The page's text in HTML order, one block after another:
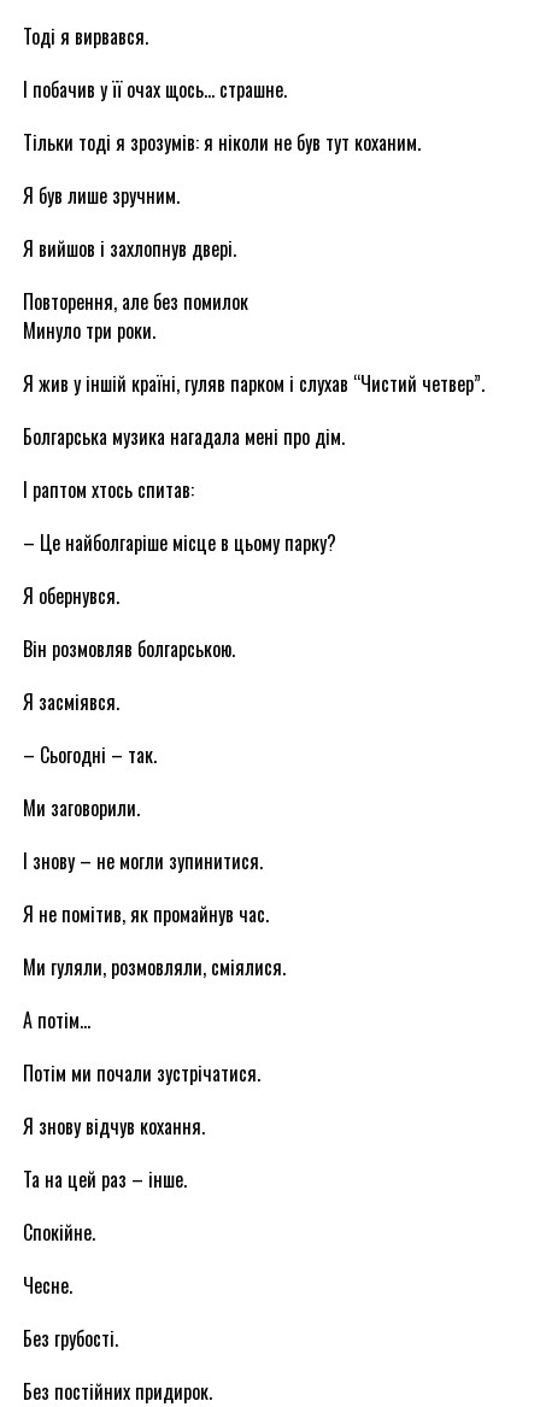
Тоді я вирвався.
І побачив у її очах щось… страшне.
Тільки тоді я зрозумів: я ніколи не був тут коханим.
Я був лише зручним.
Я вийшов і захлопнув двері.
Повторення, але без помилок
Минуло три роки.
Я жив у іншій країні, гуляв парком і слухав “Чистий четвер”.
Болгарська музика нагадала мені про дім.
І раптом хтось спитав:
– Це найболгаріше місце в цьому парку?
Я обернувся.
Він розмовляв болгарською.
Я засміявся.
– Сьогодні – так.
Ми заговорили.
І знову – не могли зупинитися.
Я не помітив, як промайнув час.
Ми гуляли, розмовляли, сміялися.
А потім…
Потім ми почали зустрічатися.
Я знову відчув кохання.
Та на цей раз – інше.
Спокійне.
Чесне.
Без грубості.
Без постійних придирок.